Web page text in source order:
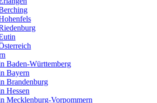
Baden-Württemberg
Bayern
Brandenburg
Hessen
Mecklenburg-Vorpommern